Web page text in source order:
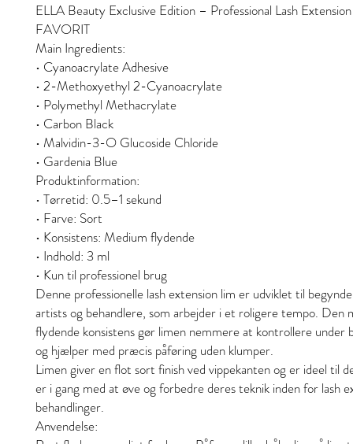
ELLA Beauty Exclusive Edition – Professional Lash
FAVORIT
Main Ingredients:
• Cyanoacrylate Adhesive
• 2-Methoxyethyl 2-Cyanoacrylate
• Polymethyl Methacrylate
• Carbon Black
• Malvidin-3-O Glucoside Chloride
• Gardenia Blue
Produktinformation:
• Tørretid: 0.5–1 sekund
• Farve: Sort
• Konsistens: Medium flydende
• Indhold: 3 ml
• Kun til professionel brug
Denne professionelle lash extension lim er udviklet til
artists og behandlere, som arbejder i et roligere tempo. Den
flydende konsistens gør limen nemmere at kontrollere under
og hjælper med præcis påføring uden klumper.
Limen giver en flot sort finish ved vippekanten og er ideel til
er i gang med at øve og forbedre deres teknik inden for lash
behandlinger.
Anvendelse: